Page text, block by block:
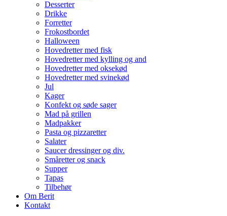
Desserter
Drikke
Forretter
Frokostbordet
Halloween
Hovedretter med fisk
Hovedretter med kylling og and
Hovedretter med oksekød
Hovedretter med svinekød
Jul
Kager
Konfekt og søde sager
Mad på grillen
Madpakker
Pasta og pizzaretter
Salater
Saucer dressinger og div.
Småretter og snack
Supper
Tapas
Tilbehør
Om Berit
Kontakt